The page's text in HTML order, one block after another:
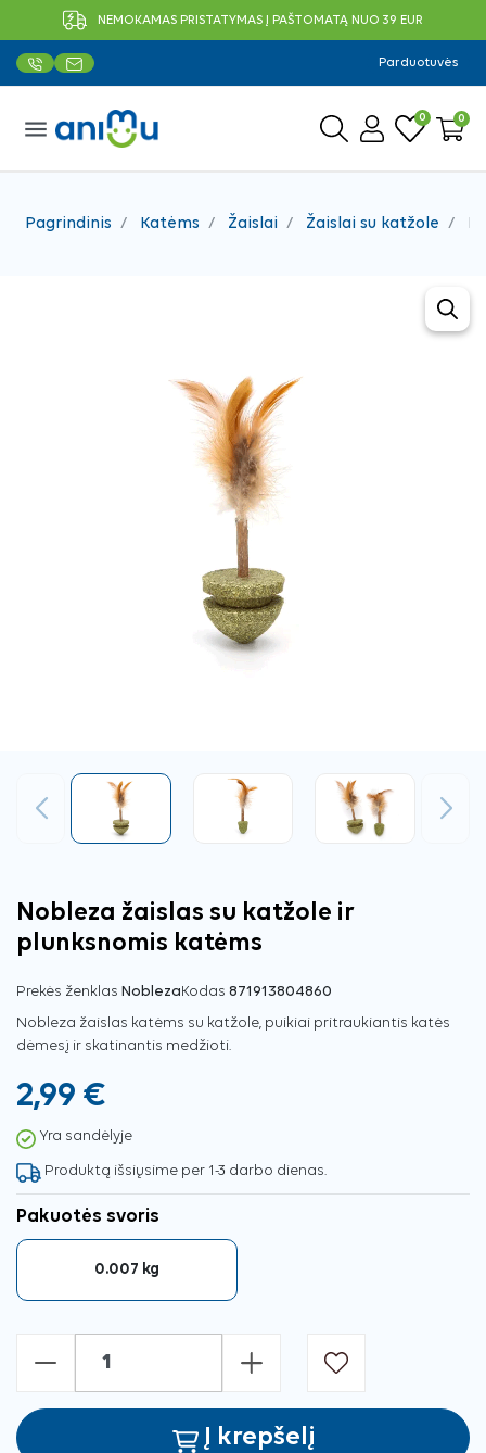
NEMOKAMAS PRISTATYMAS Į PAŠTOMATĄ NUO 39 EUR
Parduotuvės
menu 0 0
Pagrindinis Katėms Žaislai Žaislai su katžole
Ankstesnis Tęsti
Nobleza žaislas su katžole ir
plunksnomis katėms
Prekės ženklas NoblezaKodas 871913804860
Nobleza žaislas katėms su katžole, puikiai pritraukiantis katės
dėmesį ir skatinantis medžioti.
2,99 €
Yra sandėlyje
Produktą išsiųsime per 1-3 darbo dienas.
Pakuotės svoris
0.007 kg
- +
Į krepšelį